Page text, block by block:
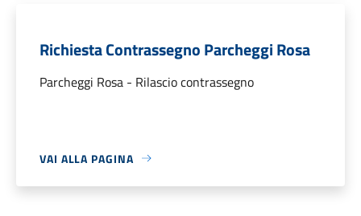
Richiesta Contrassegno Parcheggi Rosa
Parcheggi Rosa - Rilascio contrassegno
VAI ALLA PAGINA